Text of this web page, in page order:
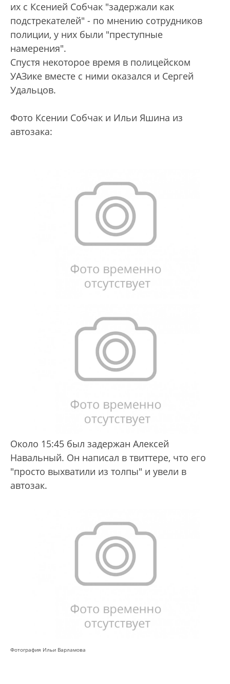
их с Ксенией Собчак "задержали как
подстрекателей" - по мнению сотрудников
полиции, у них были "преступные
намерения".
Спустя некоторое время в полицейском
УАЗике вместе с ними оказался и Сергей
Удальцов.
Фото Ксении Собчак и Ильи Яшина из
автозака:
Около 15:45 был задержан Алексей
Навальный. Он написал в твиттере, что его
"просто выхватили из толпы" и увели в
автозак.
Фотография Ильи Варламова